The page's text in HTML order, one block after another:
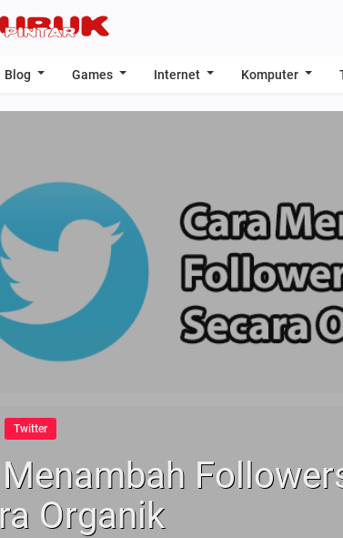
Blog Games Internet Komputer
Twitter
Organik